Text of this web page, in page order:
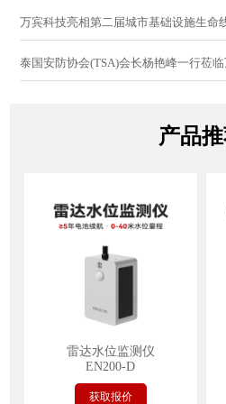
万宾科技亮相第二届城市基础设施生命
泰国安防协会(TSA)会长杨艳峰一行莅
产品
雷达水位监测仪
EN200-D
获取报价